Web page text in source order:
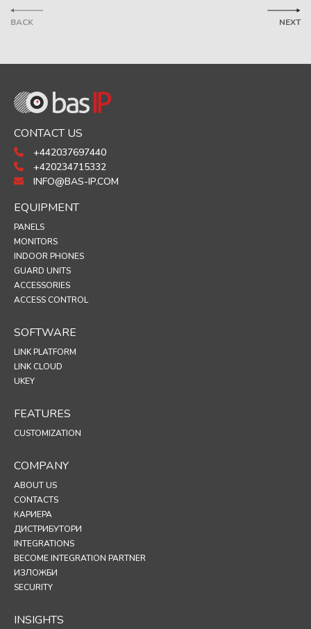
BACK NEXT
CONTACT US
+442037697440
+420234715332
INFO@BAS-IP.COM
EQUIPMENT
PANELS
MONITORS
INDOOR PHONES
GUARD UNITS
ACCESSORIES
ACCESS CONTROL
SOFTWARE
LINK PLATFORM
LINK CLOUD
UKEY
FEATURES
CUSTOMIZATION
COMPANY
ABOUT US
CONTACTS
КАРИЕРА
ДИСТРИБУТОРИ
INTEGRATIONS
BECOME INTEGRATION PARTNER
ИЗЛОЖБИ
SECURITY
INSIGHTS